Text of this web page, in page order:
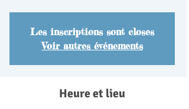
Les inscriptions sont closes
Voir autres événements
Heure et lieu